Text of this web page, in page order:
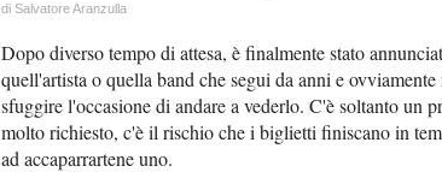
di Salvatore Aranzulla
Dopo diverso tempo di attesa, è finalmente stato
quell'artista o quella band che segui da anni e
sfuggire l'occasione di andare a vederlo. C'è soltanto un
molto richiesto, c'è il rischio che i biglietti finiscano in
ad accaparrartene uno.